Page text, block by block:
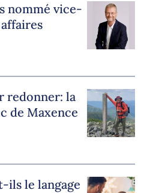
nommé vice-
redonner: la
de Maxence
ils le langage